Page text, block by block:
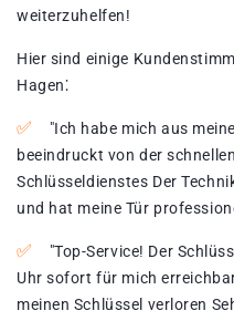
weiterzuhelfen!​
Hier sind einige
Hagen⁚
"Ich habe mich aus
beeindruckt von der
Schlüsseldienstes Der
und hat meine Tür
"Top-Service! Der
Uhr sofort für mich
meinen Schlüssel verloren